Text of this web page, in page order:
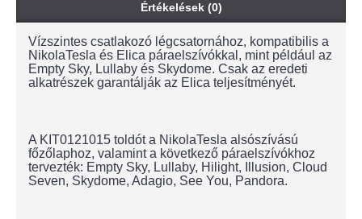
Értékelések (0)
Vízszintes csatlakozó légcsatornához, kompatibilis a
NikolaTesla és Elica páraelszívókkal, mint például az
Empty Sky, Lullaby és Skydome. Csak az eredeti
alkatrészek garantálják az Elica teljesítményét.
A KIT0121015 toldót a NikolaTesla alsószívású
főzőlaphoz, valamint a következő páraelszívókhoz
tervezték: Empty Sky, Lullaby, Hilight, Illusion, Cloud
Seven, Skydome, Adagio, See You, Pandora.